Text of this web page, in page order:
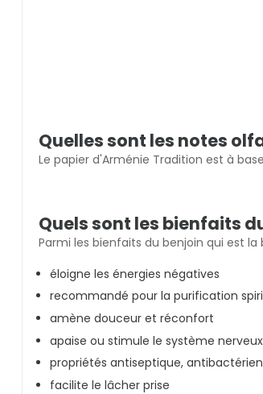
Quelles sont les notes
Le papier d'Arménie Tradition est à
Quels sont les bienfaits
Parmi les bienfaits du benjoin qui est
éloigne les énergies négatives
recommandé pour la purification
amène douceur et réconfort
apaise ou stimule le système
propriétés antiseptique,
facilite le lâcher prise